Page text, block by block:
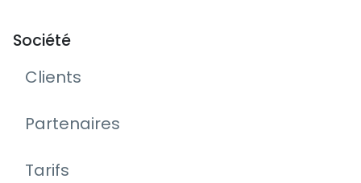
Société
Clients
Partenaires
Tarifs